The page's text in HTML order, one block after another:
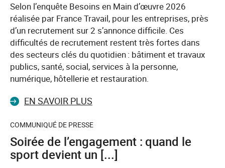
Selon l’enquête Besoins en Main d’œuvre 2026
réalisée par France Travail, pour les entreprises, près
d’un recrutement sur 2 s’annonce difficile. Ces
difficultés de recrutement restent très fortes dans
des secteurs clés du quotidien : bâtiment et travaux
publics, santé, social, services à la personne,
numérique, hôtellerie et restauration.
EN SAVOIR PLUS
COMMUNIQUÉ DE PRESSE
Soirée de l’engagement : quand le
sport devient un [...]